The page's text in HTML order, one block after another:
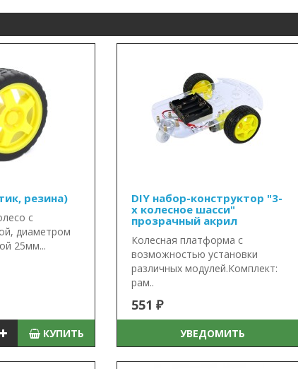
резина)
с
диаметром
25мм...
КУПИТЬ
DIY набор-конструктор "3-
х колесное шасси"
прозрачный акрил
Колесная платформа с
возможностью установки
различных модулей.Комплект:
рам..
551 ₽
УВЕДОМИТЬ